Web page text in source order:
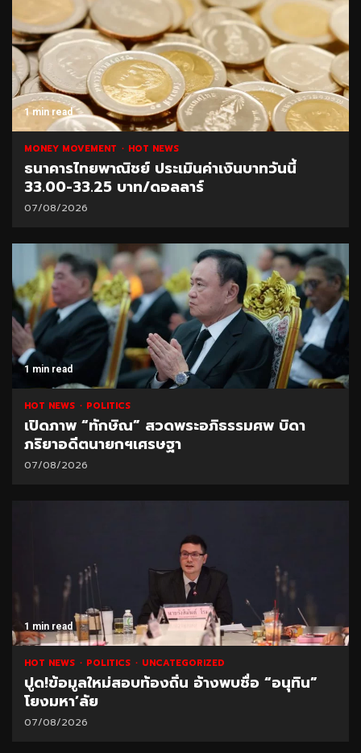
1 min read
MONEY MOVEMENT HOT NEWS
ธนาคารไทยพาณิชย์ ประเมินค่าเงินบาทวันนี้
33.00-33.25 บาท/ดอลลาร์
07/08/2026
1 min read
HOT NEWS POLITICS
เปิดภาพ “ทักษิณ” สวดพระอภิธรรมศพ บิดา
ภริยาอดีตนายกฯเศรษฐา
07/08/2026
1 min read
HOT NEWS POLITICS UNCATEGORIZED
ปูด!ข้อมูลใหม่สอบท้องถิ่น อ้างพบชื่อ “อนุทิน”
โยงมหา’ลัย
07/08/2026